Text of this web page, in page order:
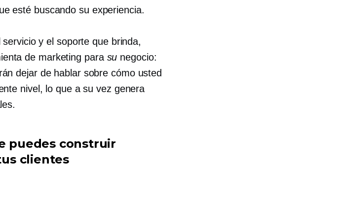
esté buscando su experiencia.
y el soporte que brinda,
de marketing para su negocio:
dejar de hablar sobre cómo usted
nivel, lo que a su vez genera
puedes construir
clientes